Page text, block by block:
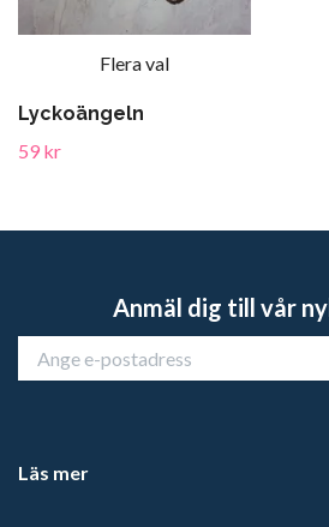
Flera val
Lyckoängeln
59 kr
Anmäl dig till vår
Läs mer